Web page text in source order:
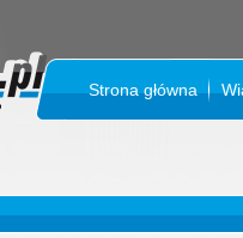
Strona główna